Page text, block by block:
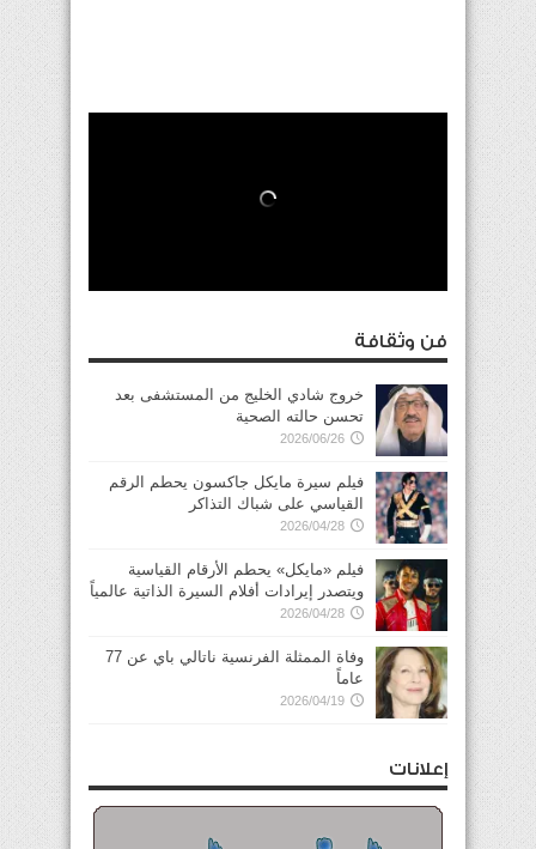
فن وثقافة
خروج شادي الخليج من المستشفى بعد
تحسن حالته الصحية
2026/06/26
فيلم سيرة مايكل جاكسون يحطم الرقم
القياسي على شباك التذاكر
2026/04/28
فيلم «مايكل» يحطم الأرقام القياسية
ويتصدر إيرادات أفلام السيرة الذاتية عالمياً
2026/04/28
وفاة الممثلة الفرنسية ناتالي باي عن 77
عاماً
2026/04/19
إعلانات